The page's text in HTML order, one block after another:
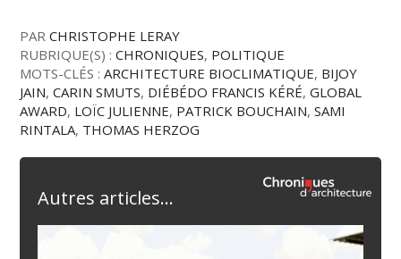
PARCHRISTOPHE LERAY
RUBRIQUE(S) :CHRONIQUES, POLITIQUE
MOTS-CLÉS :ARCHITECTURE BIOCLIMATIQUE, BIJOY
JAIN,CARIN SMUTS, DIÉBÉDO FRANCIS KÉRÉ,GLOBAL
AWARD, LOÏC JULIENNE, PATRICK BOUCHAIN,SAMI
RINTALA, THOMAS HERZOG
Autres articles...